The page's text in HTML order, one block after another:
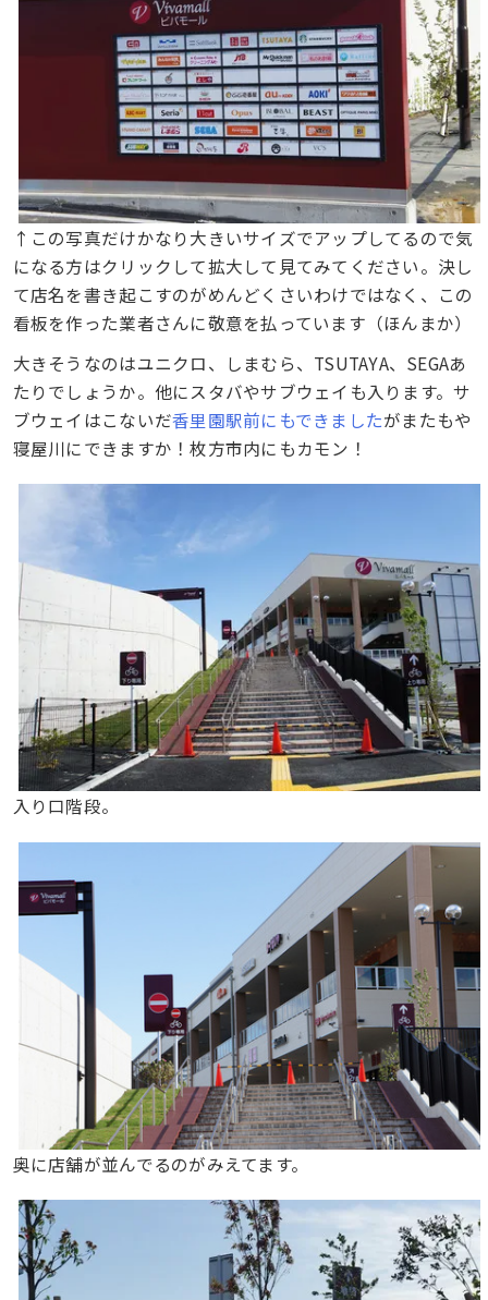
↑この写真だけかなり大きいサイズでアップしてるので気
になる方はクリックして拡大して見てみてください。決し
て店名を書き起こすのがめんどくさいわけではなく、この
看板を作った業者さんに敬意を払っています（ほんまか）
大きそうなのはユニクロ、しまむら、TSUTAYA、SEGAあ
たりでしょうか。他にスタバやサブウェイも入ります。サ
ブウェイはこないだ香里園駅前にもできましたがまたもや
寝屋川にできますか！枚方市内にもカモン！
入り口階段。
奥に店舗が並んでるのがみえてます。